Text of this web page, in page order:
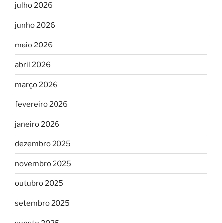
julho 2026
junho 2026
maio 2026
abril 2026
março 2026
fevereiro 2026
janeiro 2026
dezembro 2025
novembro 2025
outubro 2025
setembro 2025